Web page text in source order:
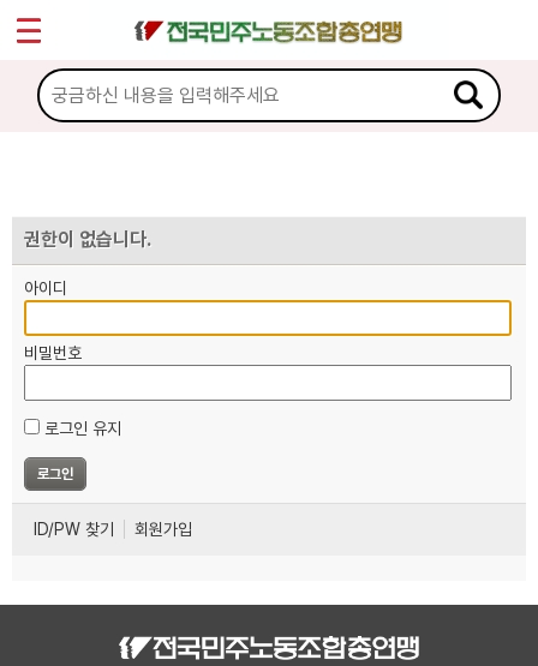
권한이 없습니다.
아이디
비밀번호
로그인 유지
ID/PW 찾기 회원가입
마이페이지
소개
노동상담
자료
부설기관
업무